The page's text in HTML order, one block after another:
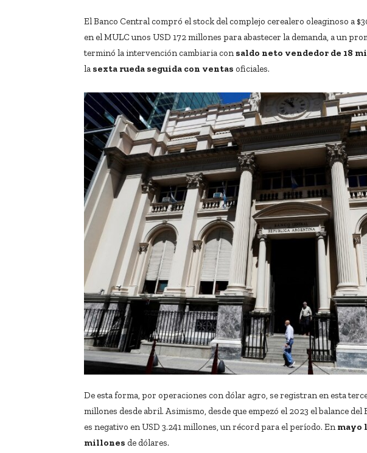
El Banco Central compró el stock del complejo cerealero oleaginoso a
en el MULC unos USD 172 millones para abastecer la demanda, a un
terminó la intervención cambiaria con saldo neto vendedor de 18
la sexta rueda seguida con ventas oficiales.
De esta forma, por operaciones con dólar agro, se registran en esta
millones desde abril. Asimismo, desde que empezó el 2023 el balance
es negativo en USD 3.241 millones, un récord para el período. En mayo
millones de dólares.